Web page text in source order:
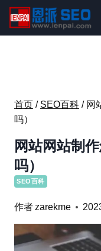
内
首页 / SEO百科 / 网
吗）
网站网站制
吗）
SEO百科
作者zarekme